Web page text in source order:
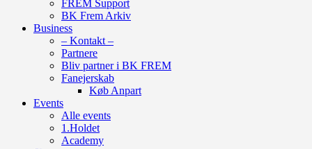
FREM Support
BK Frem Arkiv
Business
– Kontakt –
Partnere
Bliv partner i BK FREM
Fanejerskab
Køb Anpart
Events
Alle events
1.Holdet
Academy